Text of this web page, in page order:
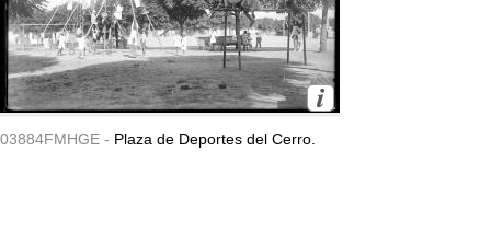
03884FMHGE - Plaza de Deportes del Cerro.